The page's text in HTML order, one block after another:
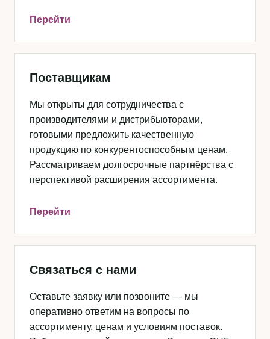
Перейти
Поставщикам
Мы открыты для сотрудничества с
производителями и дистрибьюторами,
готовыми предложить качественную
продукцию по конкурентоспособным ценам.
Рассматриваем долгосрочные партнёрства с
перспективой расширения ассортимента.
Перейти
Связаться с нами
Оставьте заявку или позвоните — мы
оперативно ответим на вопросы по
ассортименту, ценам и условиям поставок.